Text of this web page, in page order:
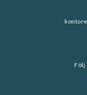
Följ